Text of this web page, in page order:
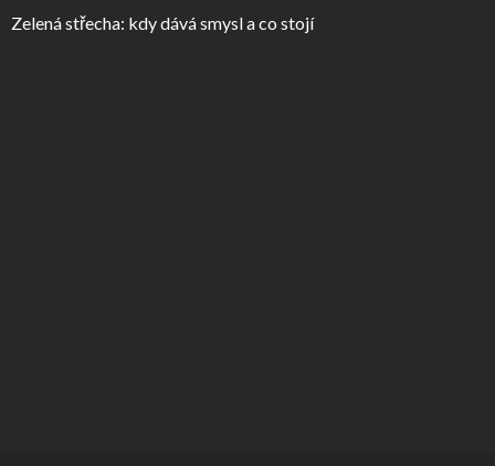
Zelená střecha: kdy dává smysl a co stojí